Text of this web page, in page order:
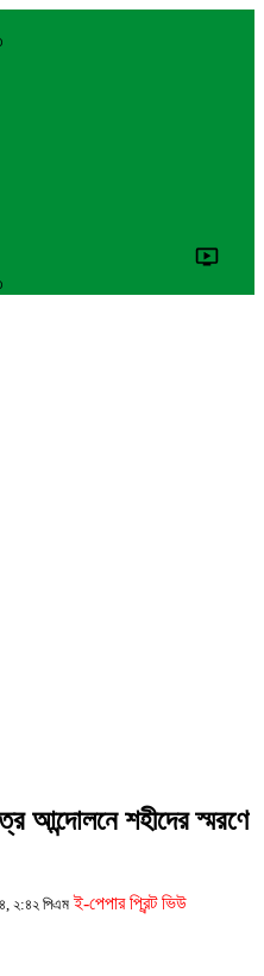
আন্দোলনে শহীদের স্মরণে
২:৪২ পিএম ই-পেপার প্রিন্ট ভিউ